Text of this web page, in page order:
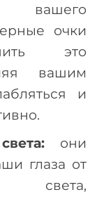
вашего
очки
это
вашим
и
они
глаза от
света,